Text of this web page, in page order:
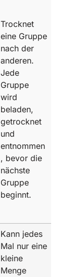
Trocknet
eine Gruppe
nach der
anderen.
Jede
Gruppe
wird
beladen,
getrocknet
und
entnommen
, bevor die
nächste
Gruppe
beginnt.
Kann jedes
Mal nur eine
kleine
Menge